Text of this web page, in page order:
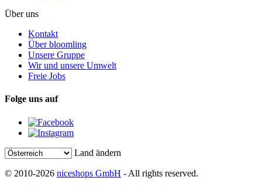
Über uns
Kontakt
Über bloomling
Unsere Gruppe
Wir und unsere Umwelt
Freie Jobs
Folge uns auf
Land ändern
© 2010-2026 niceshops GmbH - All rights reserved.